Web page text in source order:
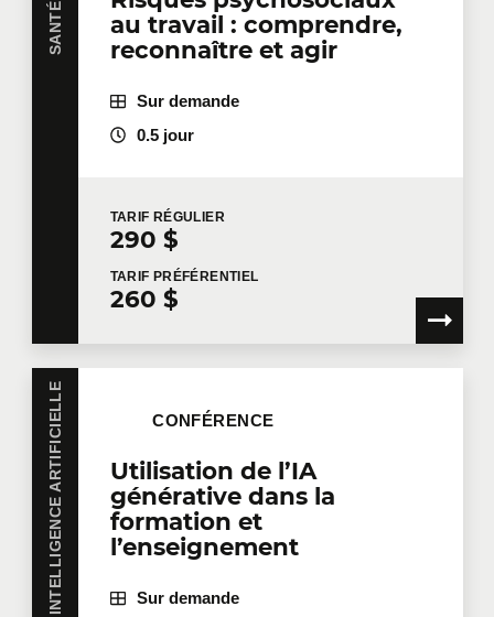
au travail : comprendre,
reconnaître et agir
Sur demande
0.5 jour
TARIF RÉGULIER
290 $
TARIF PRÉFÉRENTIEL
260 $
INTELLIGENCE ARTIFICIELLE
Utilisation de l’IA
générative dans la
formation et
l’enseignement
CONFÉRENCE
Sur demande